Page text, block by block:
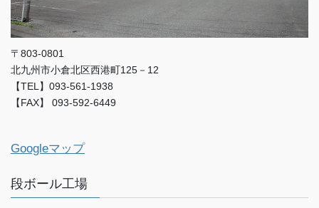
〒803-0801
北九州市小倉北区西港町125－12
【TEL】093-561-1938
【FAX】 093-592-6449
Googleマップ
段ボール工場